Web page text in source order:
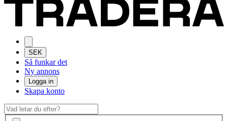
SEK
Så funkar det
Ny annons
Logga in
Skapa konto